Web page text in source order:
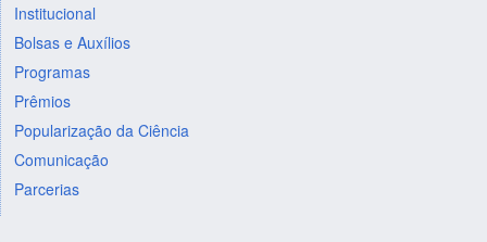
Institucional
Bolsas e Auxílios
Programas
Prêmios
Popularização da Ciência
Comunicação
Parcerias